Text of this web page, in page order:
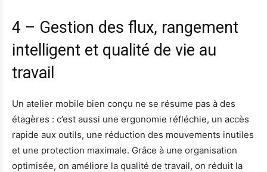
4 – Gestion des flux, rangement
intelligent et qualité de vie au
travail
Un atelier mobile bien conçu ne se résume pas à des
étagères : c’est aussi une ergonomie réfléchie, un accès
rapide aux outils, une réduction des mouvements inutiles
et une protection maximale. Grâce à une organisation
optimisée, on améliore la qualité de travail, on réduit la